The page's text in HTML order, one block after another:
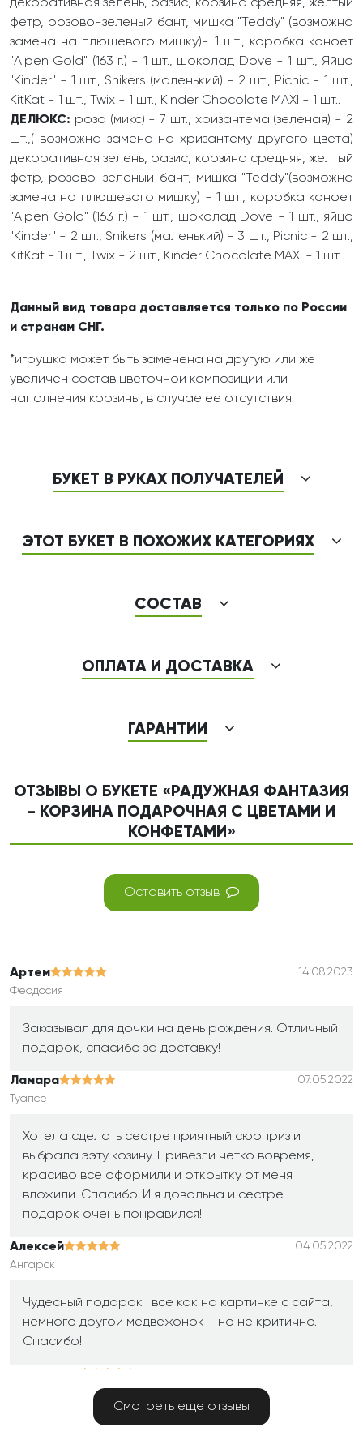
декоративная зелень, оазис, корзина средняя, желтый
фетр, розово-зеленый бант, мишка "Teddy" (возможна
замена на плюшевого мишку)- 1 шт., коробка конфет
"Alpen Gold" (163 г.) - 1 шт., шоколад Dove - 1 шт., Яйцо
"Kinder" - 1 шт., Snikers (маленький) - 2 шт., Picnic - 1 шт.,
KitKat - 1 шт., Twix - 1 шт., Kinder Chocolate MAXI - 1 шт..
ДЕЛЮКС: роза (микс) - 7 шт., хризантема (зеленая) - 2
шт.,( возможна замена на хризантему другого цвета)
декоративная зелень, оазис, корзина средняя, желтый
фетр, розово-зеленый бант, мишка "Teddy"(возможна
замена на плюшевого мишку) - 1 шт., коробка конфет
"Alpen Gold" (163 г.) - 1 шт., шоколад Dove - 1 шт., яйцо
"Kinder" - 2 шт., Snikers (маленький) - 3 шт., Picnic - 2 шт.,
KitKat - 1 шт., Twix - 2 шт., Kinder Chocolate MAXI - 1 шт..
Данный вид товара доставляется только по России
и странам СНГ.
*игрушка может быть заменена на другую или же
увеличен состав цветочной композиции или
наполнения корзины, в случае ее отсутствия.
БУКЕТ В РУКАХ ПОЛУЧАТЕЛЕЙ
ЭТОТ БУКЕТ В ПОХОЖИХ КАТЕГОРИЯХ
СОСТАВ
ОПЛАТА И ДОСТАВКА
ГАРАНТИИ
ОТЗЫВЫ О БУКЕТЕ «РАДУЖНАЯ ФАНТАЗИЯ
- КОРЗИНА ПОДАРОЧНАЯ С ЦВЕТАМИ И
КОНФЕТАМИ»
Оставить отзыв
Артем
14.08.2023
Феодосия
Заказывал для дочки на день рождения. Отличный
подарок, спасибо за доставку!
Ламара
07.05.2022
Туапсе
Хотела сделать сестре приятный сюрприз и
выбрала ээту козину. Привезли четко вовремя,
красиво все оформили и открытку от меня
вложили. Спасибо. И я довольна и сестре
подарок очень понравился!
Алексей
04.05.2022
Ангарск
Чудесный подарок ! все как на картинке с сайта,
немного другой медвежонок - но не критично.
Спасибо!
Смотреть еще отзывы